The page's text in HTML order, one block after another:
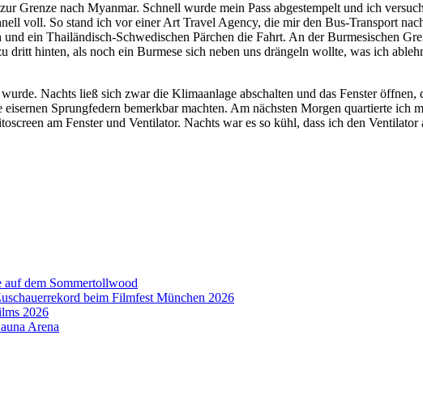
Grenze nach Myanmar. Schnell wurde mein Pass abgestempelt und ich
voll. So stand ich vor einer Art Travel Agency, die mir den Bus-Transport
ein Thailändisch-Schwedischen Pärchen die Fahrt. An der Burmesischen
hinten, als noch ein Burmese sich neben uns drängeln wollte, was ich
Nachts ließ sich zwar die Klimaanlage abschalten und das Fenster
Sprungfedern bemerkbar machten. Am nächsten Morgen quartierte ich
am Fenster und Ventilator. Nachts war es so kühl, dass ich den Ventilator
auf dem Sommertollwood
beim Filmfest München 2026
2026
Arena